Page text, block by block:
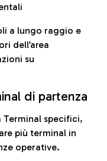
a lungo raggio e
dell’area
su
di partenza
Terminal specifici,
più terminal in
operative.